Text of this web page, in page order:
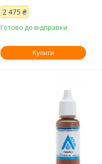
2 475 ₴
Готово до відправки
Купити